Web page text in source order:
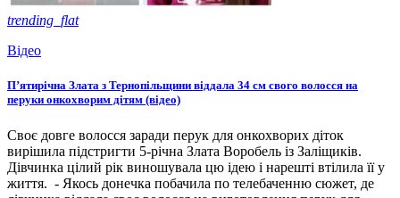
trending_flat
Відео
П’ятирічна Злата з Тернопільщини віддала 34 см свого волосся на
перуки онкохворим дітям (відео)
Своє довге волосся заради перук для онкохворих діток
вирішила підстригти 5-річна Злата Воробель із Заліщиків.
Дівчинка цілий рік виношувала цю ідею і нарешті втілила її у
життя. - Якось донечка побачила по телебаченню сюжет, де